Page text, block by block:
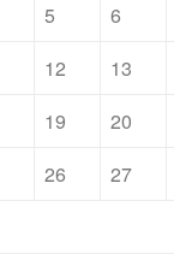
5 6
12 13
19 20
26 27